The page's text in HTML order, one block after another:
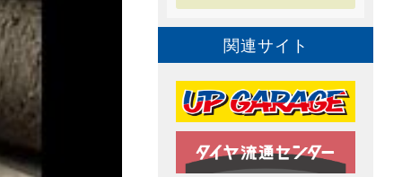
関連サイト